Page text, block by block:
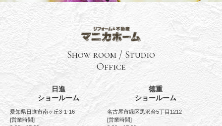
Show room / Studio
Office
日進
ショールーム
愛知県日進市南ヶ丘3-1-16
[営業時間]
徳重
ショールーム
名古屋市緑区黒沢台5丁目1212
[営業時間]